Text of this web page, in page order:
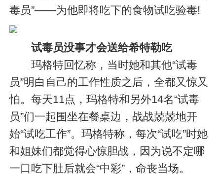
毒员”――为他即将吃下的食物试吃验毒!
试毒员没事才会送给希特勒吃
玛格特回忆称，当时她和其他“试毒
员”明白自己的工作性质之后，全都又惊又
怕。每天11点，玛格特和另外14名“试毒
员”们一起围坐在餐桌边，战战兢兢地开
始“试吃工作”。玛格特称，每次“试吃”时她
和姐妹们都觉得心惊胆战，因为说不定哪
一口吃下肚后就会“中彩”，命丧当场。